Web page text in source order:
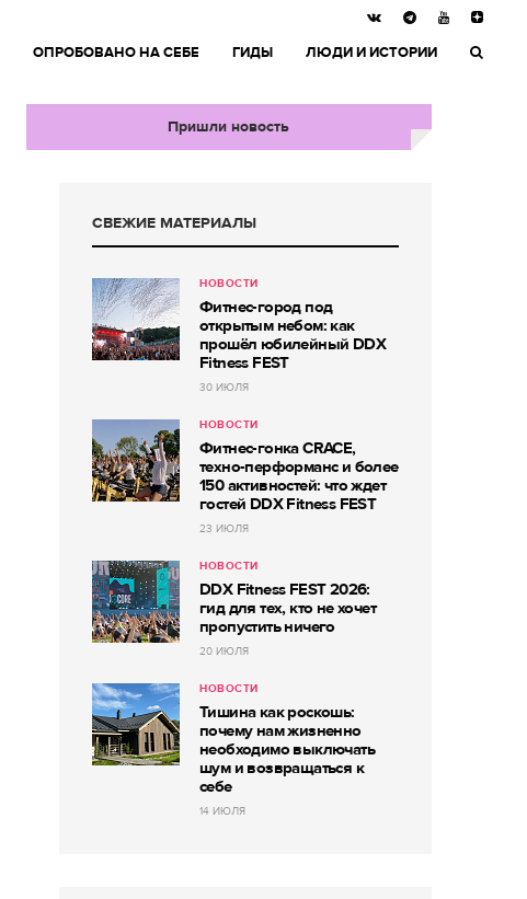
ОПРОБОВАНО НА СЕБЕ ГИДЫ ЛЮДИ И ИСТОРИИ
Пришли новость
СВЕЖИЕ МАТЕРИАЛЫ
НОВОСТИ
Фитнес-город под
открытым небом: как
прошёл юбилейный DDX
Fitness FEST
30 ИЮЛЯ
НОВОСТИ
Фитнес-гонка CRACE,
техно-перформанс и более
150 активностей: что ждет
гостей DDX Fitness FEST
23 ИЮЛЯ
НОВОСТИ
DDX Fitness FEST 2026:
гид для тех, кто не хочет
пропустить ничего
20 ИЮЛЯ
НОВОСТИ
Тишина как роскошь:
почему нам жизненно
необходимо выключать
шум и возвращаться к
себе
14 ИЮЛЯ